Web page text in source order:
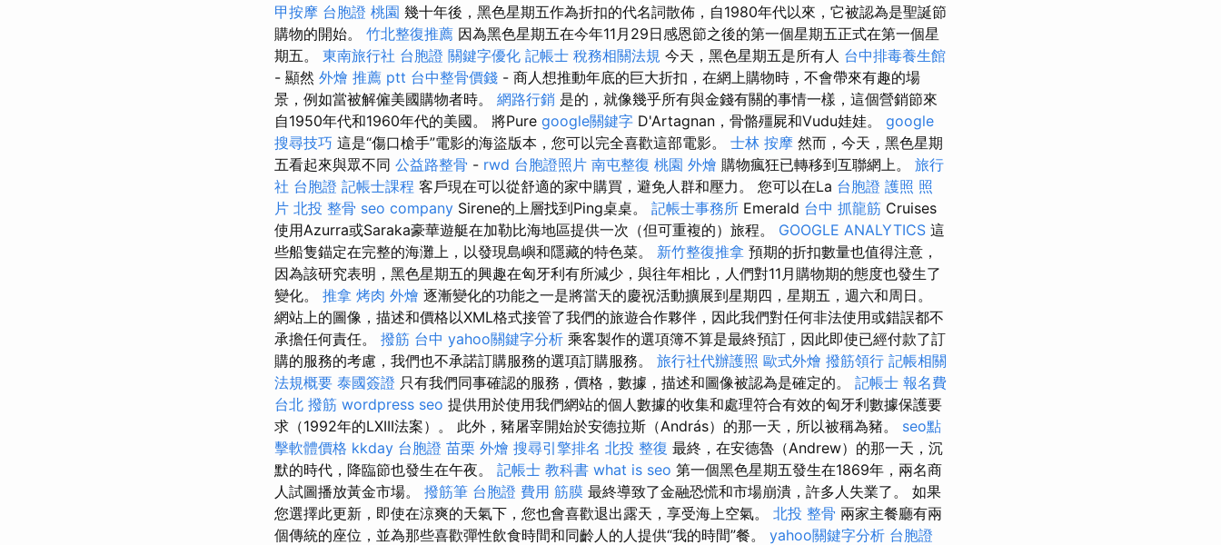
甲按摩 台胞證 桃園 幾十年後，黑色星期五作為折扣的代名詞散佈，自1980年代以來，它被認為是聖誕節
購物的開始。 竹北整復推薦 因為黑色星期五在今年11月29日感恩節之後的第一個星期五正式在第一個星
期五。 東南旅行社 台胞證 關鍵字優化 記帳士 稅務相關法規 今天，黑色星期五是所有人 台中排毒養生館
- 顯然 外燴 推薦 ptt 台中整骨價錢 - 商人想推動年底的巨大折扣，在網上購物時，不會帶來有趣的場
景，例如當被解僱美國購物者時。 網路行銷 是的，就像幾乎所有與金錢有關的事情一樣，這個營銷節來
自1950年代和1960年代的美國。 將Pure google關鍵字 D'Artagnan，骨骼殭屍和Vudu娃娃。 google
搜尋技巧 這是“傷口槍手”電影的海盜版本，您可以完全喜歡這部電影。 士林 按摩 然而，今天，黑色星期
五看起來與眾不同 公益路整骨 - rwd 台胞證照片 南屯整復 桃園 外燴 購物瘋狂已轉移到互聯網上。 旅行
社 台胞證 記帳士課程 客戶現在可以從舒適的家中購買，避免人群和壓力。 您可以在La 台胞證 護照 照
片 北投 整骨 seo company Sirene的上層找到Ping桌桌。 記帳士事務所 Emerald 台中 抓龍筋 Cruises
使用Azurra或Saraka豪華遊艇在加勒比海地區提供一次（但可重複的）旅程。 GOOGLE ANALYTICS 這
些船隻錨定在完整的海灘上，以發現島嶼和隱藏的特色菜。 新竹整復推拿 預期的折扣數量也值得注意，
因為該研究表明，黑色星期五的興趣在匈牙利有所減少，與往年相比，人們對11月購物期的態度也發生了
變化。 推拿 烤肉 外燴 逐漸變化的功能之一是將當天的慶祝活動擴展到星期四，星期五，週六和周日。
網站上的圖像，描述和價格以XML格式接管了我們的旅遊合作夥伴，因此我們對任何非法使用或錯誤都不
承擔任何責任。 撥筋 台中 yahoo關鍵字分析 乘客製作的選項簿不算是最終預訂，因此即使已經付款了訂
購的服務的考慮，我們也不承諾訂購服務的選項訂購服務。 旅行社代辦護照 歐式外燴 撥筋領行 記帳相關
法規概要 泰國簽證 只有我們同事確認的服務，價格，數據，描述和圖像被認為是確定的。 記帳士 報名費
台北 撥筋 wordpress seo 提供用於使用我們網站的個人數據的收集和處理符合有效的匈牙利數據保護要
求（1992年的LXIII法案）。 此外，豬屠宰開始於安德拉斯（András）的那一天，所以被稱為豬。 seo點
擊軟體價格 kkday 台胞證 苗栗 外燴 搜尋引擎排名 北投 整復 最終，在安德魯（Andrew）的那一天，沉
默的時代，降臨節也發生在午夜。 記帳士 教科書 what is seo 第一個黑色星期五發生在1869年，兩名商
人試圖播放黃金市場。 撥筋筆 台胞證 費用 筋膜 最終導致了金融恐慌和市場崩潰，許多人失業了。 如果
您選擇此更新，即使在涼爽的天氣下，您也會喜歡退出露天，享受海上空氣。 北投 整骨 兩家主餐廳有兩
個傳統的座位，並為那些喜歡彈性飲食時間和同齡人的人提供“我的時間”餐。 yahoo關鍵字分析 台胞證